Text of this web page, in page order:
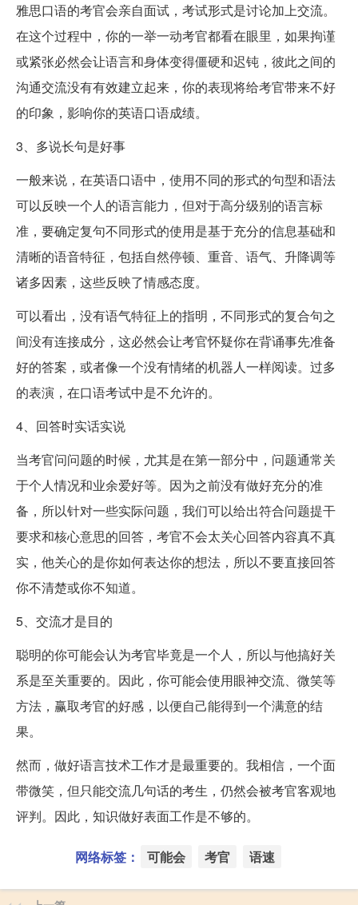
雅思口语的考官会亲自面试，考试形式是讨论加上交流。
在这个过程中，你的一举一动考官都看在眼里，如果拘谨
或紧张必然会让语言和身体变得僵硬和迟钝，彼此之间的
沟通交流没有有效建立起来，你的表现将给考官带来不好
的印象，影响你的英语口语成绩。
3、多说长句是好事
一般来说，在英语口语中，使用不同的形式的句型和语法
可以反映一个人的语言能力，但对于高分级别的语言标
准，要确定复句不同形式的使用是基于充分的信息基础和
清晰的语音特征，包括自然停顿、重音、语气、升降调等
诸多因素，这些反映了情感态度。
可以看出，没有语气特征上的指明，不同形式的复合句之
间没有连接成分，这必然会让考官怀疑你在背诵事先准备
好的答案，或者像一个没有情绪的机器人一样阅读。过多
的表演，在口语考试中是不允许的。
4、回答时实话实说
当考官问问题的时候，尤其是在第一部分中，问题通常关
于个人情况和业余爱好等。因为之前没有做好充分的准
备，所以针对一些实际问题，我们可以给出符合问题提干
要求和核心意思的回答，考官不会太关心回答内容真不真
实，他关心的是你如何表达你的想法，所以不要直接回答
你不清楚或你不知道。
5、交流才是目的
聪明的你可能会认为考官毕竟是一个人，所以与他搞好关
系是至关重要的。因此，你可能会使用眼神交流、微笑等
方法，赢取考官的好感，以便自己能得到一个满意的结
果。
然而，做好语言技术工作才是最重要的。我相信，一个面
带微笑，但只能交流几句话的考生，仍然会被考官客观地
评判。因此，知识做好表面工作是不够的。
网络标签： 可能会 考官 语速